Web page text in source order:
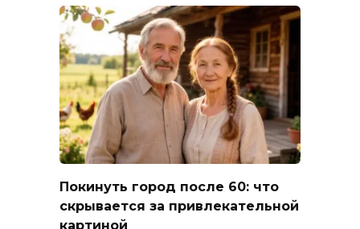
Покинуть город после 60: что
скрывается за привлекательной
картиной